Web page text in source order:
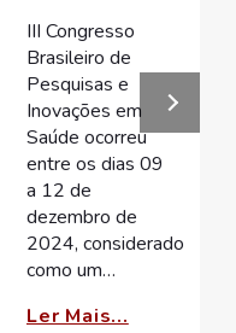
III Congresso
Brasileiro de
Pesquisas e
Inovações em
Saúde ocorreu
entre os dias 09
a 12 de
dezembro de
2024, considerado
como um…
Ler Mais...